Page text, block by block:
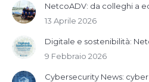
NetcoADV: da colleghi a
13 Aprile 2026
Digitale e sostenibilità:
9 Febbraio 2026
Cybersecurity News: